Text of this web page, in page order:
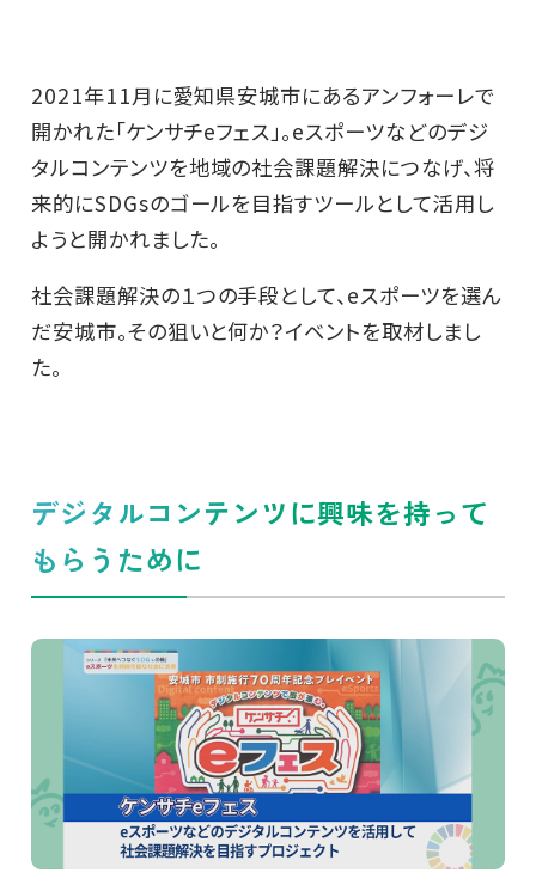
2021年11月に愛知県安城市にあるアンフォーレで
開かれた「ケンサチeフェス」。eスポーツなどのデジ
タルコンテンツを地域の社会課題解決につなげ、将
来的にSDGsのゴールを目指すツールとして活用し
ようと開かれました。
社会課題解決の１つの手段として、eスポーツを選ん
だ安城市。その狙いと何か？イベントを取材しまし
た。
デジタルコンテンツに興味を持って
もらうために